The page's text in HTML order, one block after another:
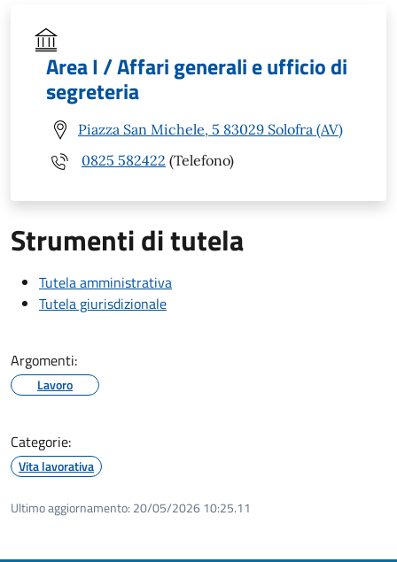
Area I / Affari generali e ufficio di
segreteria
Piazza San Michele, 5 83029 Solofra (AV)
0825 582422 (Telefono)
Strumenti di tutela
Tutela amministrativa
Tutela giurisdizionale
Argomenti:
Lavoro
Categorie:
Vita lavorativa
Ultimo aggiornamento: 20/05/2026 10:25.11